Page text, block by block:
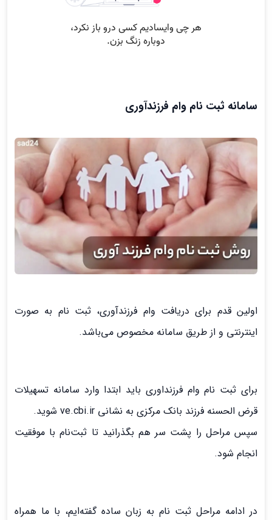
سامانه ثبت نام وام فرزندآوری
اولین قدم برای دریافت وام فرزندآوری، ثبت نام به صورت
اینترنتی و از طریق سامانه مخصوص می‌باشد.
برای ثبت نام وام فرزنداوری باید ابتدا وارد سامانه تسهیلات
قرض الحسنه فرزند بانک مرکزی به نشانی ve.cbi.ir شوید.
سپس مراحل را پشت سر هم بگذرانید تا ثبت‌نام با موفقیت
انجام شود.
در ادامه مراحل ثبت نام به زبان ساده گفته‌ایم، با ما همراه